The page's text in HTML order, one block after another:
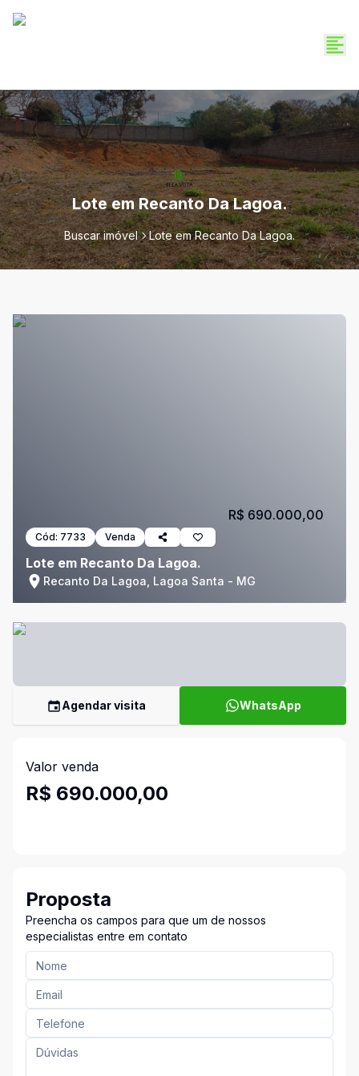
Lote em Recanto Da Lagoa.
Buscar imóvel Lote em Recanto Da Lagoa.
Cód: 7733 Venda
Lote em Recanto Da Lagoa.
Recanto Da Lagoa, Lagoa Santa - MG
R$ 690.000,00
Agendar visita WhatsApp
Valor venda
R$ 690.000,00
Proposta
Preencha os campos para que um de nossos
especialistas entre em contato